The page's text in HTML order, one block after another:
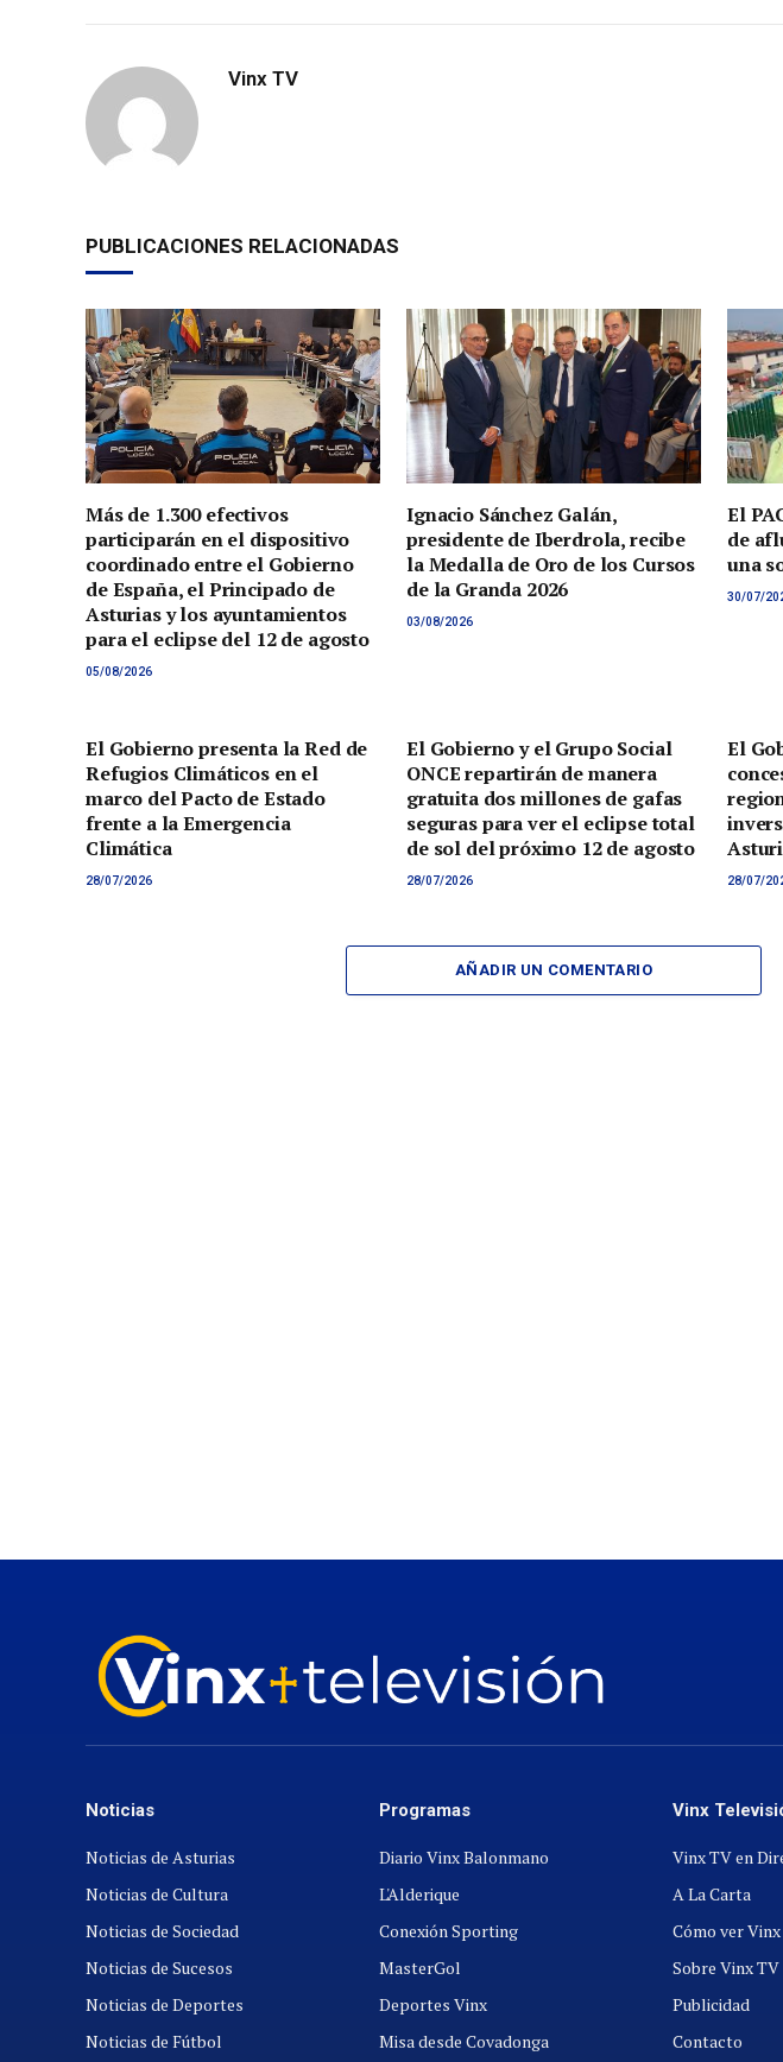
Vinx TV
PUBLICACIONES RELACIONADAS
Más de 1.300 efectivos
participarán en el dispositivo
coordinado entre el Gobierno
de España, el Principado de
Asturias y los ayuntamientos
para el eclipse del 12 de agosto
05/08/2026
Ignacio Sánchez Galán,
presidente de Iberdrola, recibe
la Medalla de Oro de los Cursos
de la Granda 2026
03/08/2026
El
de
una
30/07/
El Gobierno presenta la Red de
Refugios Climáticos en el
marco del Pacto de Estado
frente a la Emergencia
Climática
28/07/2026
El Gobierno y el Grupo Social
ONCE repartirán de manera
gratuita dos millones de gafas
seguras para ver el eclipse total
de sol del próximo 12 de agosto
28/07/2026
El
28/07/
AÑADIR UN COMENTARIO
Noticias
Noticias de Asturias
Noticias de Cultura
Noticias de Sociedad
Noticias de Sucesos
Noticias de Deportes
Noticias de Fútbol
Programas
Diario Vinx Balonmano
L'Alderique
Conexión Sporting
MasterGol
Deportes Vinx
Misa desde Covadonga
Vinx
Vinx TV en
A La Carta
Cómo ver
Sobre Vinx TV
Publicidad
Contacto